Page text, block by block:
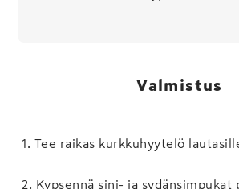
Valmistus
1 Tee raikas kurkkuhyytelö
2
Kypsennä sini- ja sydänsimpukat